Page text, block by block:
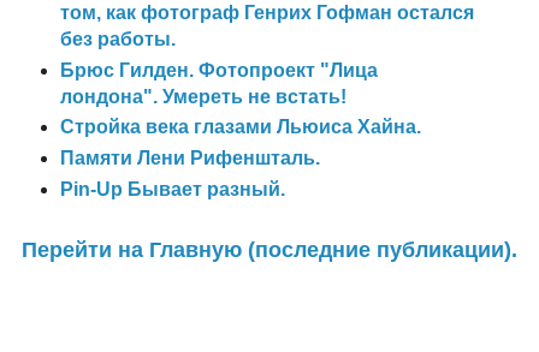
том, как фотограф Генрих Гофман остался
без работы.
Брюс Гилден. Фотопроект "Лица
лондона". Умереть не встать!
Стройка века глазами Льюиса Хайна.
Памяти Лени Рифеншталь.
Pin-Up Бывает разный.
Перейти на Главную (последние публикации).